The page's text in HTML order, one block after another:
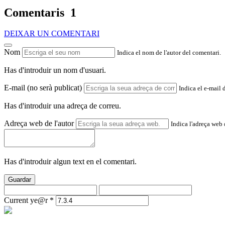
Comentaris 1
DEIXAR UN COMENTARI
Nom Indica el nom de l'autor del comentari.
Has d'introduir un nom d'usuari.
E-mail (no serà publicat) Indica el e-mail
Has d'introduir una adreça de correu.
Adreça web de l'autor Indica l'adreça web
Has d'introduir algun text en el comentari.
Guardar
Current ye@r *